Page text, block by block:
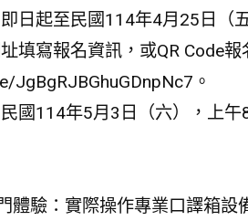
日起至民國114年4月25日（
填寫報名資訊，或QR Code報
JgBgRJBGhuGDnpNc7。
國114年5月3日（六），上
體驗：實際操作專業口譯箱設